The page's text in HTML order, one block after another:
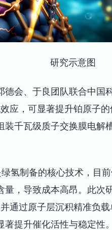
研究示意图
会、于良团队联合中国
应，可显著提升铂原子
千瓦级质子交换膜电解
氢制备的核心技术，目
，导致成本高昂。此次
通过原子层沉积精准负
提升催化活性与稳定性。